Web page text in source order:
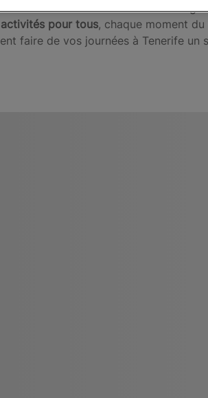
offrent une
pour tous, chaque moment
faire de vos journées à Tenerife un